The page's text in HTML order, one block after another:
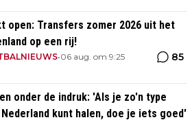
open: Transfers zomer 2026 uit het
op een rij!
•06 aug. om 9:25 85
onder de indruk: 'Als je zo'n type
Nederland kunt halen, doe je iets goed'